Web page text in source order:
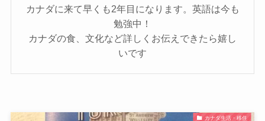
カナダに来て早くも2年目になります。英語は今も
勉強中！
カナダの食、文化など詳しくお伝えできたら嬉し
いです
カナダ生活・移住